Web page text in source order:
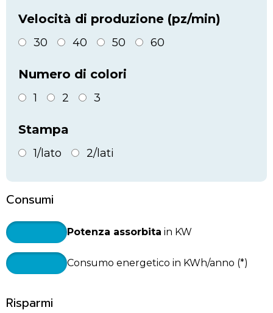
Velocità di produzione (pz/min)
30 40 50 60
Numero di colori
1 2 3
Stampa
1/lato 2/lati
Consumi
Potenza assorbita in KW
Consumo energetico in KWh/anno (*)
Risparmi